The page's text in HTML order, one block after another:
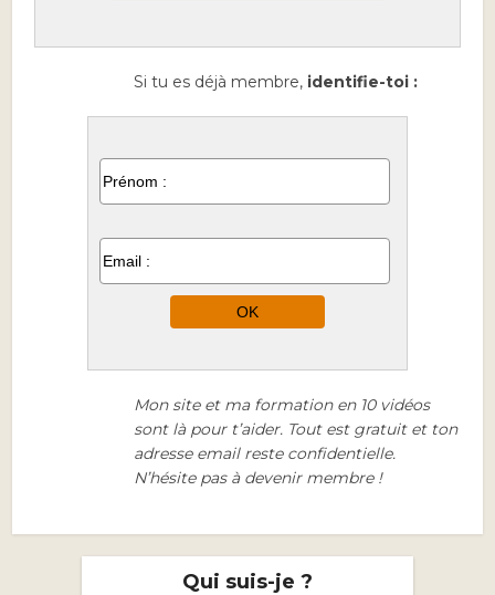
Si tu es déjà membre, identifie-toi :
Mon site et ma formation en 10 vidéos
sont là pour t’aider. Tout est gratuit et ton
adresse email reste confidentielle.
N’hésite pas à devenir membre !
Qui suis-je ?